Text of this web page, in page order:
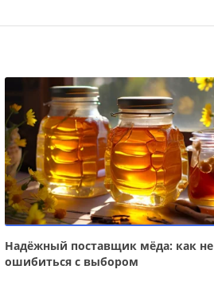
Надёжный поставщик мёда: как не
ошибиться с выбором